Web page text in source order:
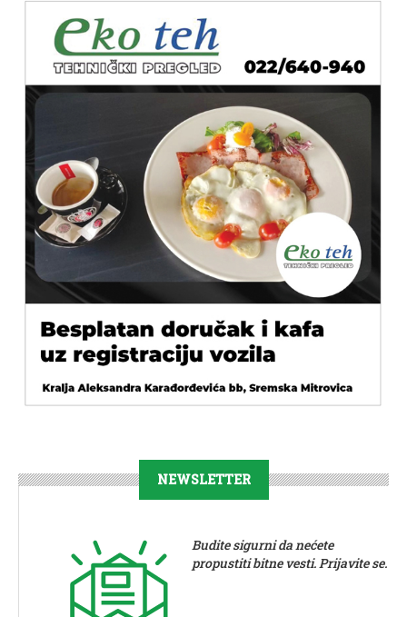
NEWSLETTER
Budite sigurni da nećete
propustiti bitne vesti. Prijavite se.